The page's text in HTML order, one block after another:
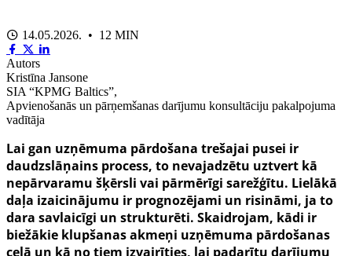
14.05.2026. • 12 MIN
Autors
Kristīna Jansone
SIA “KPMG Baltics”,
Apvienošanās un pārņemšanas darījumu konsultāciju pakalpojuma
vadītāja
Lai gan uzņēmuma pārdošana trešajai pusei ir
daudzslāņains process, to nevajadzētu uztvert kā
nepārvaramu šķērsli vai pārmērīgi sarežģītu. Lielākā
daļa izaicinājumu ir prognozējami un risināmi, ja to
dara savlaicīgi un strukturēti. Skaidrojam, kādi ir
biežākie klupšanas akmeņi uzņēmuma pārdošanas
ceļā un kā no tiem izvairīties, lai padarītu darījumu